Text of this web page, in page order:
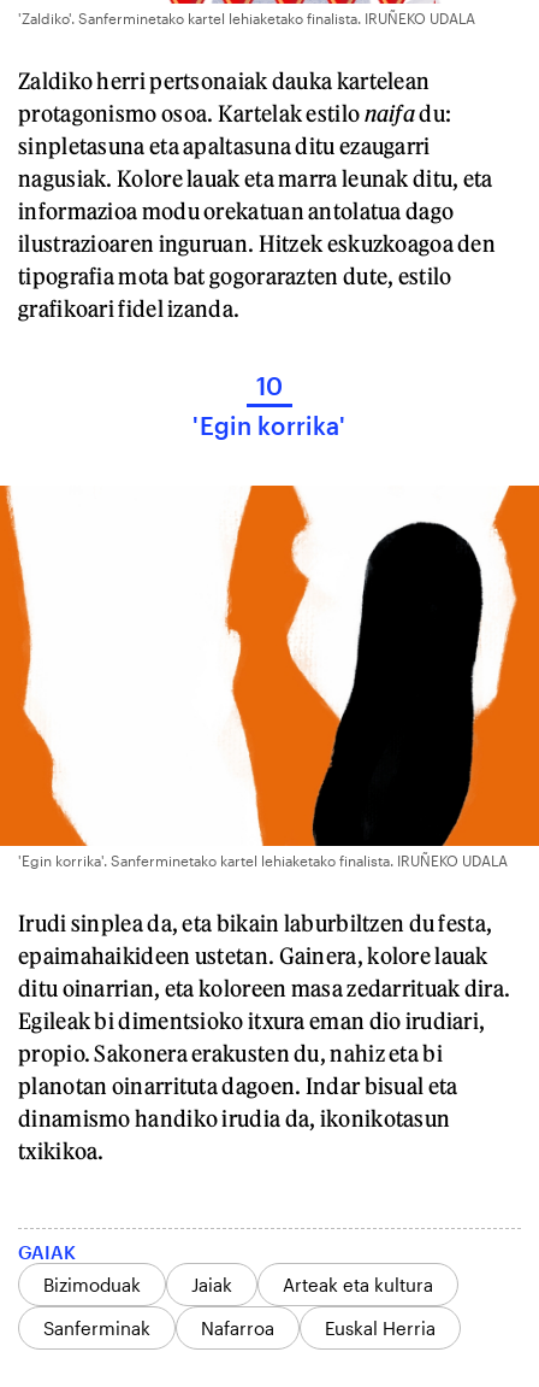
'Zaldiko'. Sanferminetako kartel lehiaketako finalista. IRUÑEKO UDALA
Zaldiko herri pertsonaiak dauka kartelean
protagonismo osoa. Kartelak estilonaifadu:
sinpletasuna eta apaltasuna ditu ezaugarri
nagusiak. Kolore lauak eta marra leunak ditu, eta
informazioa modu orekatuan antolatua dago
ilustrazioaren inguruan. Hitzek eskuzkoagoa den
tipografia mota bat gogorarazten dute, estilo
grafikoari fidel izanda.
10
'Egin korrika'
'Egin korrika'. Sanferminetako kartel lehiaketako finalista. IRUÑEKO UDALA
Irudi sinplea da, eta bikain laburbiltzen du festa,
epaimahaikideen ustetan. Gainera, kolore lauak
ditu oinarrian, eta koloreen masa zedarrituak dira.
Egileak bi dimentsioko itxura eman dio irudiari,
propio. Sakonera erakusten du, nahiz eta bi
planotan oinarrituta dagoen. Indar bisual eta
dinamismo handiko irudia da, ikonikotasun
txikikoa.
GAIAK
Bizimoduak
Jaiak
Arteak eta kultura
Sanferminak
Nafarroa Euskal Herria